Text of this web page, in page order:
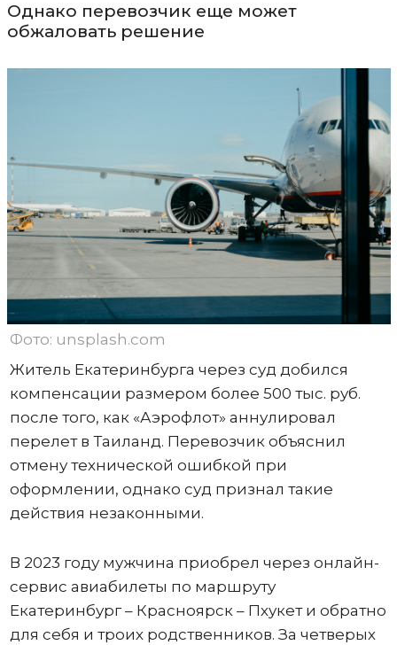
Однако перевозчик еще может
обжаловать решение
Фото: unsplash.com
Житель Екатеринбурга через суд добился
компенсации размером более 500 тыс. руб.
после того, как «Аэрофлот» аннулировал
перелет в Таиланд. Перевозчик объяснил
отмену технической ошибкой при
оформлении, однако суд признал такие
действия незаконными.
В 2023 году мужчина приобрел через онлайн-
сервис авиабилеты по маршруту
Екатеринбург – Красноярск – Пхукет и обратно
для себя и троих родственников. За четверых